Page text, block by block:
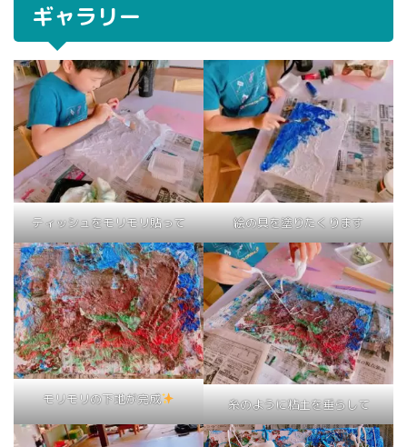
ギャラリー
ティッシュをモリモリ貼って 絵の具を塗りたくります
モリモリの下地が完成 糸のように粘土を垂らして